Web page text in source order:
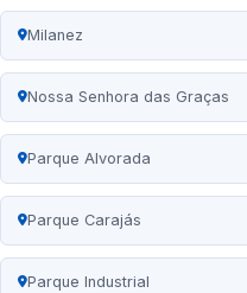
Milanez
Nossa Senhora das Graças
Parque Alvorada
Parque Carajás
Parque Industrial